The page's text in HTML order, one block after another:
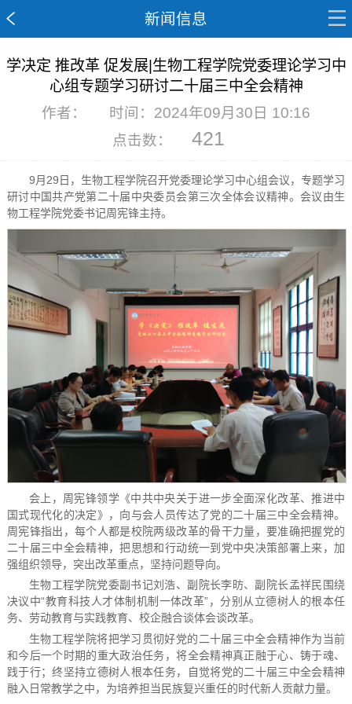
新闻信息
学决定 推改革 促发展|生物工程学院党委理论学习中
心组专题学习研讨二十届三中全会精神
作者：
时间：2024年09月30日 10:16
点击数：
421
9月29日，生物工程学院召开党委理论学习中心组会议，专题学习
研讨中国共产党第二十届中央委员会第三次全体会议精神。会议由生
物工程学院党委书记周宪锋主持。
会上，周宪锋领学《中共中央关于进一步全面深化改革、推进中
国式现代化的决定》，向与会人员传达了党的二十届三中全会精神。
周宪锋指出，每个人都是校院两级改革的骨干力量，要准确把握党的
二十届三中全会精神，把思想和行动统一到党中央决策部署上来，加
强组织领导，突出改革重点，坚持问题导向。
生物工程学院党委副书记刘浩、副院长李昉、副院长孟祥民围绕
决议中“教育科技人才体制机制一体改革”，分别从立德树人的根本任
务、劳动教育与实践教育、校企融合谈体会谈改革。
生物工程学院将把学习贯彻好党的二十届三中全会精神作为当前
和今后一个时期的重大政治任务，将全会精神真正融于心、铸于魂、
践于行；终坚持立德树人根本任务，自觉将党的二十届三中全会精神
融入日常教学之中，为培养担当民族复兴重任的时代新人贡献力量。